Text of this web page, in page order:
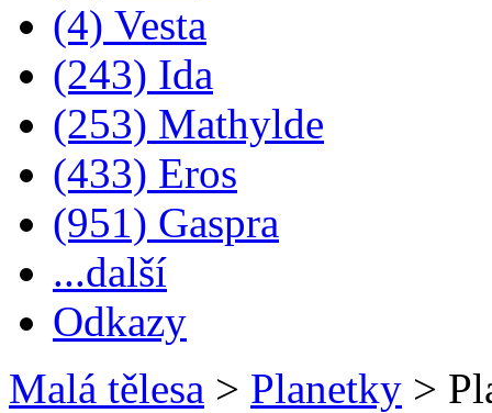
(4) Vesta
(243) Ida
(253) Mathylde
(433) Eros
(951) Gaspra
...další
Odkazy
Malá tělesa > Planetky >